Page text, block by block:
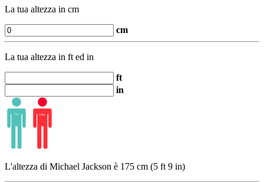
La tua altezza in cm
cm
La tua altezza in ft ed in
ft
in
L'altezza di Michael Jackson è 175 cm (5 ft 9 in)